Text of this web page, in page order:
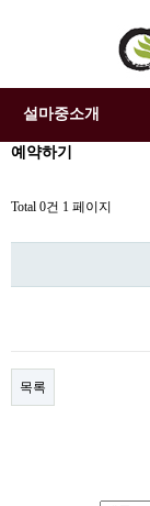
설마중소개
예약하기
Total 0건 1 페이지
목록